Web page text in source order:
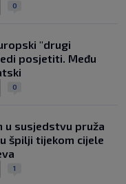
0
"drugi
posjetiti. Među
0
u susjedstvu pruža
špilji tijekom cijele
1